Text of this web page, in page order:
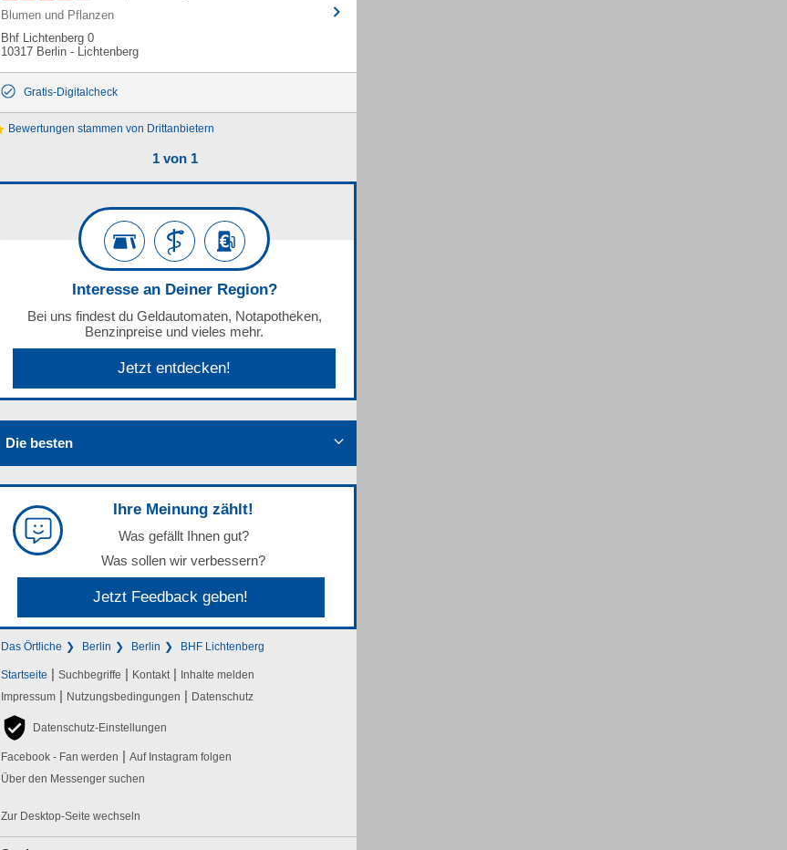
Blumen und Pflanzen
Bhf Lichtenberg 0
10317 Berlin - Lichtenberg
Gratis-Digitalcheck
Bewertungen stammen von Drittanbietern
1 von 1
Interesse an Deiner Region?
Bei uns findest du Geldautomaten, Notapotheken,
Benzinpreise und vieles mehr.
Jetzt entdecken!
Die besten
Ihre Meinung zählt!
Was gefällt Ihnen gut?
Was sollen wir verbessern?
Jetzt Feedback geben!
Das Örtliche Berlin Berlin BHF Lichtenberg
Startseite | Suchbegriffe | Kontakt | Inhalte melden
Impressum | Nutzungsbedingungen | Datenschutz
Datenschutz-Einstellungen
Facebook - Fan werden | Auf Instagram folgen
Über den Messenger suchen
Zur Desktop-Seite wechseln